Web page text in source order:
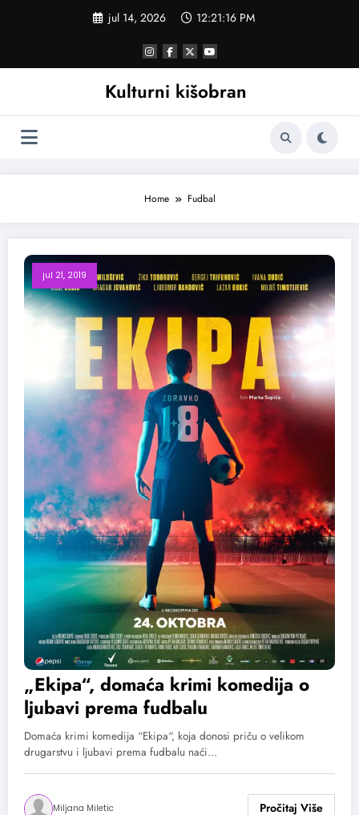
jul 14, 2026 12:21:17 PM
Kulturni kišobran
Home Fudbal
jul 21, 2019
„Ekipa“, domaća krimi komedija o
ljubavi prema fudbalu
Domaća krimi komedija “Ekipa“, koja donosi priču o velikom
drugarstvu i ljubavi prema fudbalu naći…
Miljana Miletic